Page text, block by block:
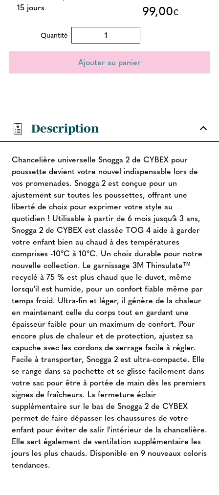
15 jours
99,00€
Quantité
Description
Chancelière universelle Snogga 2 de CYBEX pour
poussette devient votre nouvel indispensable lors de
vos promenades. Snogga 2 est conçue pour un
ajustement sur toutes les poussettes, offrant une
liberté de choix pour exprimer votre style au
quotidien ! Utilisable à partir de 6 mois jusqu’à 3 ans,
Snogga 2 de CYBEX est classée TOG 4 aide à garder
votre enfant bien au chaud à des températures
comprises -10°C à 10°C. Un choix durable pour notre
nouvelle collection. Le garnissage 3M Thinsulate™
recyclé à 75 % est plus chaud que le duvet, même
lorsqu'il est humide, pour un confort fiable même par
temps froid. Ultra-fin et léger, il génère de la chaleur
en maintenant celle du corps tout en gardant une
épaisseur faible pour un maximum de confort. Pour
encore plus de chaleur et de protection, ajustez sa
capuche avec les cordons de serrage facile à régler.
Facile à transporter, Snogga 2 est ultra-compacte. Elle
se range dans sa pochette et se glisse facilement dans
votre sac pour être à portée de main dès les premiers
signes de fraîcheurs. La fermeture éclair
supplémentaire sur le bas de Snogga 2 de CYBEX
permet de faire dépasser les chaussures de votre
enfant pour éviter de salir l'intérieur de la chancelière.
Elle sert également de ventilation supplémentaire les
jours les plus chauds. Disponible en 9 nouveaux coloris
tendances.